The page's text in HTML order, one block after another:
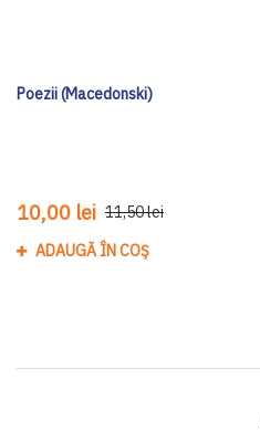
Poezii (Macedonski)
10,00 lei 11,50 lei
ADAUGĂ ÎN COȘ